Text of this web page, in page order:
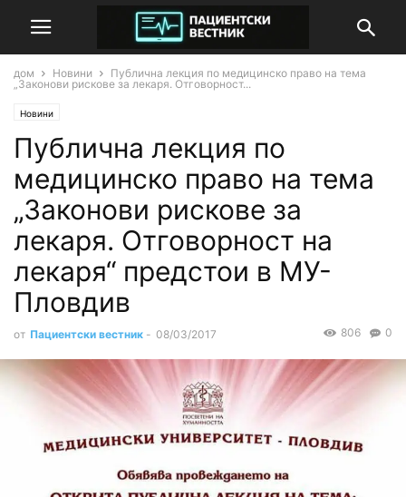
дом Новини
Публична лекция по медицинско право на тема
„Законови рискове за лекаря. Отговорност...
Новини
Публична лекция по
медицинско право на тема
„Законови рискове за
лекаря. Отговорност на
лекаря“ предстои в МУ-
Пловдив
от Пациентски вестник - 08/03/2017 0
806